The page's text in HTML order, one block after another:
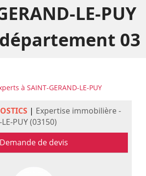
LE-PUY
03
à SAINT-GERAND-LE-PUY
| Expertise immobilière -
PUY (03150)
Demande de devis